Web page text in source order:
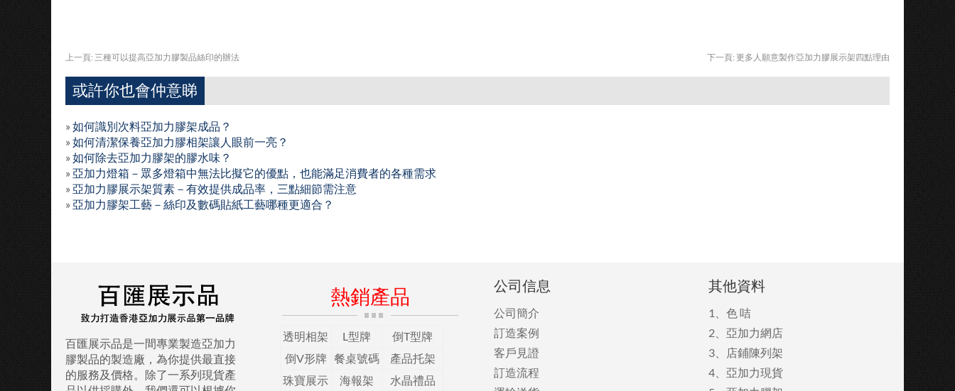
上一頁: 三種可以提高亞加力膠製品絲印的辦法 下一頁: 更多人願意製作亞加力膠展示架四點理由
或許你也會仲意睇
» 如何識別次料亞加力膠架成品？
» 如何清潔保養亞加力膠相架讓人眼前一亮？
» 如何除去亞加力膠架的膠水味？
» 亞加力燈箱－眾多燈箱中無法比擬它的優點，也能滿足消費者的各種需求
» 亞加力膠展示架質素－有效提供成品率，三點細節需注意
» 亞加力膠架工藝－絲印及數碼貼紙工藝哪種更適合？
百匯展示品是一間專業製造亞加力
膠製品的製造廠，為你提供最直接
的服務及價格。除了一系列現貨產
熱銷產品
透明相架 L型牌
倒T型牌
倒V形牌 餐桌號碼
產品托架
珠寶展示
海報架 水晶禮品
公司信息
公司簡介
訂造案例
客戶見證
訂造流程
其他資料
1、 色 咭
2、 亞加力網店
3、
店鋪陳列架
4、 亞加力現貨